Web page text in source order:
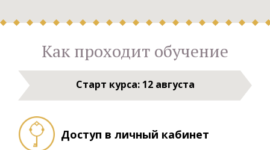
Как проходит обучение
Старт курса: 12 августа
Доступ в личный кабинет